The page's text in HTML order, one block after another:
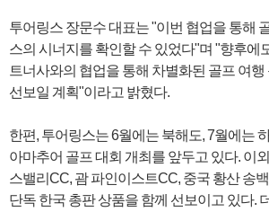
투어링스 장문수 대표는 "이번 협업을 통해
스의 시너지를 확인할 수 있었다"며 "향후에
트너사와의 협업을 통해 차별화된 골프 여
선보일 계획"이라고 밝혔다.
한편, 투어링스는 6월에는 북해도, 7월에는
아마추어 골프 대회 개최를 앞두고 있다. 이
스밸리CC, 괌 파인이스트CC, 중국 황산 송
단독 한국 총판 상품을 함께 선보이고 있다.